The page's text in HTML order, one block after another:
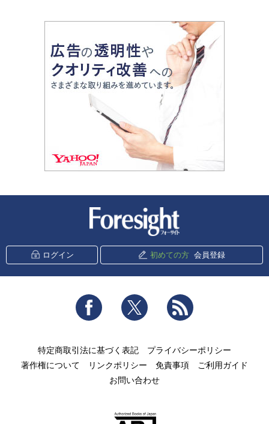
ログイン 初めての方 会員登録
Facebook Twitter
特定商取引法に基づく表記
プライバシーポリシー
著作権について
リンクポリシー 免責事項
ご利用ガイド
お問い合わせ